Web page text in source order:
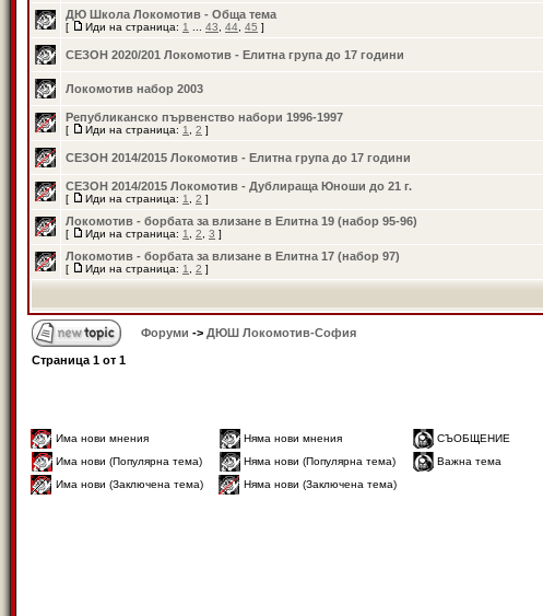
ДЮ Школа Локомотив - Обща тема
[ Иди на страница: 1 43 44 45 ]
СЕЗОН 2020/201 Локомотив - Елитна група до 17 години
Локомотив набор 2003
Републиканско първенство набори 1996-1997
[ Иди на страница: 1 2 ]
СЕЗОН 2014/2015 Локомотив - Елитна група до 17 години
СЕЗОН 2014/2015 Локомотив - Дублираща Юноши до 21 г.
[ Иди на страница: 1 2 ]
Локомотив - борбата за влизане в Елитна 19 (набор 95-96)
[ Иди на страница: 1 2 3 ]
Локомотив - борбата за влизане в Елитна 17 (набор 97)
[ Иди на страница: 1 2 ]
Форуми -> ДЮШ Локомотив-София
Страница 1 от 1
Има нови мнения Няма нови мнения
СЪОБЩЕНИЕ
Има нови (Популярна тема)
Няма нови (Популярна тема)
Важна тема
Има нови (Заключена тема)
Няма нови (Заключена тема)